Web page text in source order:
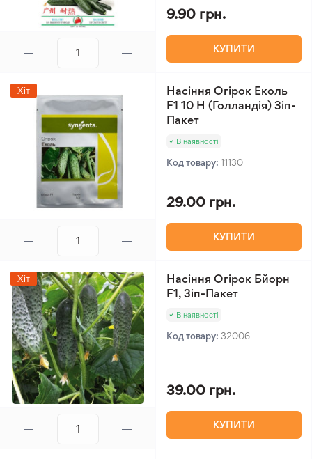
9.90 грн.
КУПИТИ
Хіт
Насіння Огірок Еколь
F1 10 Н (Голландія) Зіп-
Пакет
В наявності
Код товару: 11130
29.00 грн.
КУПИТИ
Хіт
Насіння Огірок Бйорн
F1, Зіп-Пакет
В наявності
Код товару: 32006
39.00 грн.
КУПИТИ